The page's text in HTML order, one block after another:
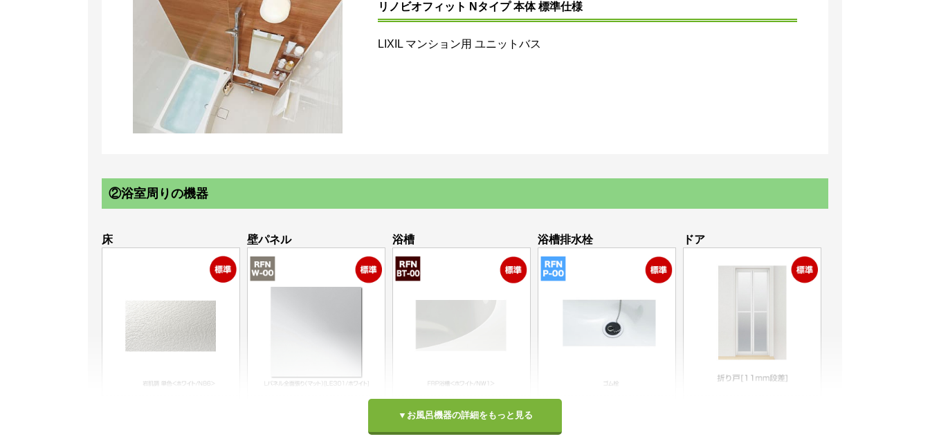
▼お風呂機器の詳細をもっと見る
リノビオフィット Nタイプ 本体 標準仕様
LIXIL マンション用 ユニットバス
②浴室周りの機器
床 壁パネル 浴槽
FRP浴槽<ホワイト/NW1>
浴槽排水栓 ドア